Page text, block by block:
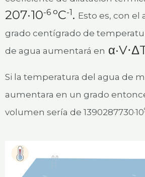
207·10-6 ºC-1 . Esto es, con el
grado centígrado de
de agua aumentará en
Si la temperatura del agua de
aumentara en un grado
volumen sería de 1390287730·10